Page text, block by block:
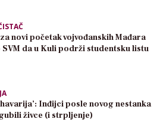
novi početak vojvođanskih Mađara
da u Kuli podrži studentsku listu
havarija’: Inđijci posle novog nestanka
živce (i strpljenje)